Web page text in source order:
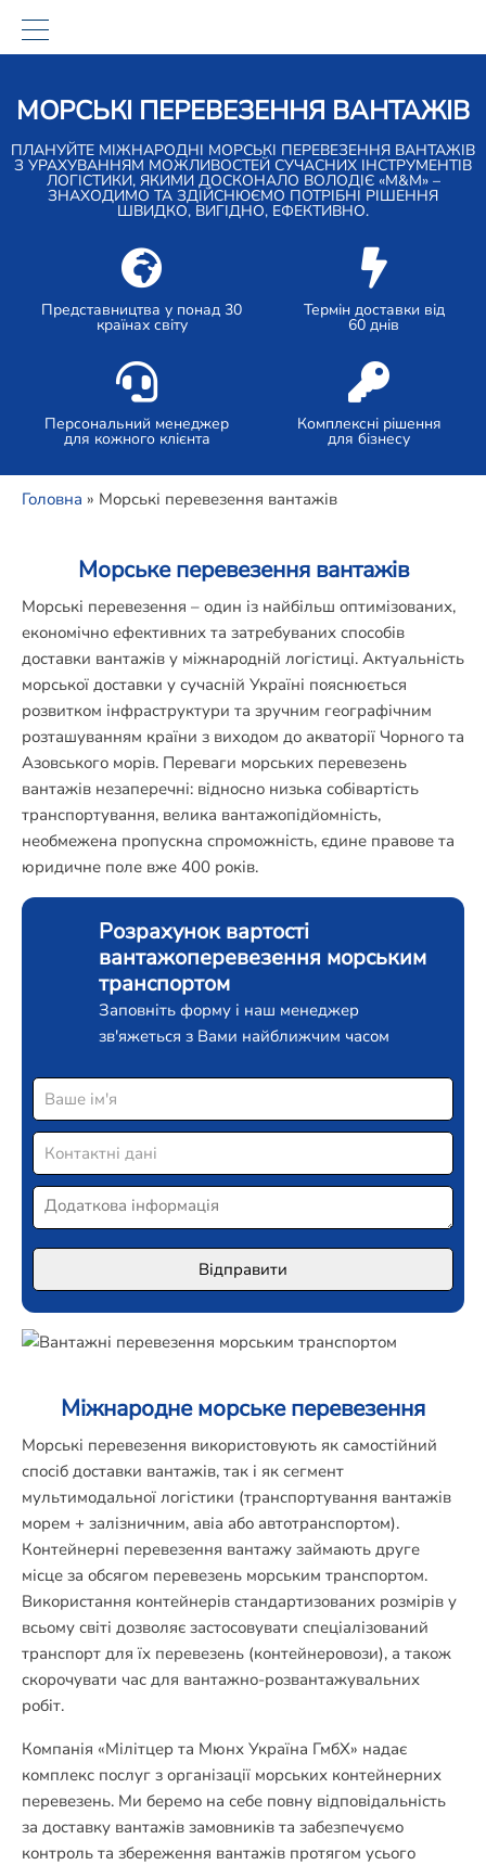
МОРСЬКІ ПЕРЕВЕЗЕННЯ ВАНТАЖІВ
ПЛАНУЙТЕ МІЖНАРОДНІ МОРСЬКІ ПЕРЕВЕЗЕННЯ ВАНТАЖІВ
З УРАХУВАННЯМ МОЖЛИВОСТЕЙ СУЧАСНИХ ІНСТРУМЕНТІВ
ЛОГІСТИКИ, ЯКИМИ ДОСКОНАЛО ВОЛОДІЄ «М&М» –
ЗНАХОДИМО ТА ЗДІЙСНЮЄМО ПОТРІБНІ РІШЕННЯ
ШВИДКО, ВИГІДНО, ЕФЕКТИВНО.
Представництва у понад 30
країнах світу
Термін доставки від
60 днів
Персональний менеджер
для кожного клієнта
Комплексні рішення
для бізнесу
Головна » Морські перевезення вантажів
Морське перевезення вантажів
Морські перевезення – один із найбільш оптимізованих,
економічно ефективних та затребуваних способів
доставки вантажів у міжнародній логістиці. Актуальність
морської доставки у сучасній Україні пояснюється
розвитком інфраструктури та зручним географічним
розташуванням країни з виходом до акваторії Чорного та
Азовського морів. Переваги морських перевезень
вантажів незаперечні: відносно низька собівартість
транспортування, велика вантажопідйомність,
необмежена пропускна спроможність, єдине правове та
юридичне поле вже 400 років.
Розрахунок вартості
вантажоперевезення морським
транспортом
Заповніть форму і наш менеджер
зв'яжеться з Вами найближчим часом
Міжнародне морське перевезення
Морські перевезення використовують як самостійний
спосіб доставки вантажів, так і як сегмент
мультимодальної логістики (транспортування вантажів
морем + залізничним, авіа або автотранспортом).
Контейнерні перевезення вантажу займають друге
місце за обсягом перевезень морським транспортом.
Використання контейнерів стандартизованих розмірів у
всьому світі дозволяє застосовувати спеціалізований
транспорт для їх перевезень (контейнеровози), а також
скорочувати час для вантажно-розвантажувальних
робіт.
Компанія «Мілітцер та Мюнх Україна ГмбХ» надає
комплекс послуг з організації морських контейнерних
перевезень. Ми беремо на себе повну відповідальність
за доставку вантажів замовників та забезпечуємо
контроль та збереження вантажів протягом усього